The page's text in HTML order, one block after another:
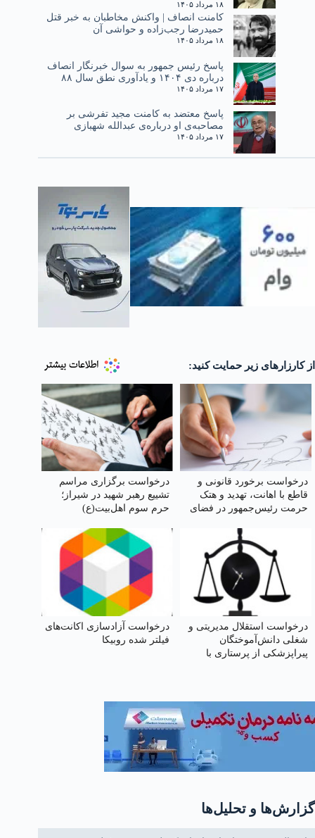
۱۸ مرداد ۱۴۰۵
کامنت انصاف | واکنش مخاطبان به خبر قتل
حمیدرضا رجب‌زاده و حواشی آن
۱۸ مرداد ۱۴۰۵
پاسخ رئیس جمهور به سوال خبرنگار انصاف
درباره دی ۱۴۰۴ و یادآوری نطق سال ۸۸
۱۷ مرداد ۱۴۰۵
پاسخ معتضد به کامنت مجید تفرشی بر
مصاحبه‌ی او درباره‌ی عبدالله شهبازی
۱۷ مرداد ۱۴۰۵
از کارزارهای زیر حمایت کنید:
درخواست برخورد قانونی و
قاطع با اهانت، تهدید و هتک
حرمت رئیس‌جمهور در فضای
درخواست برگزاری مراسم
تشییع رهبر شهید در شیراز؛
حرم سوم اهل‌بیت(ع)
درخواست استقلال مدیریتی و
شغلی دانش‌آموختگان
پیراپزشکی از پرستاری با
درخواست آزادسازی اکانت‌های
فیلتر شده روبیکا
گزارش‌ها و تحلیل‌ها